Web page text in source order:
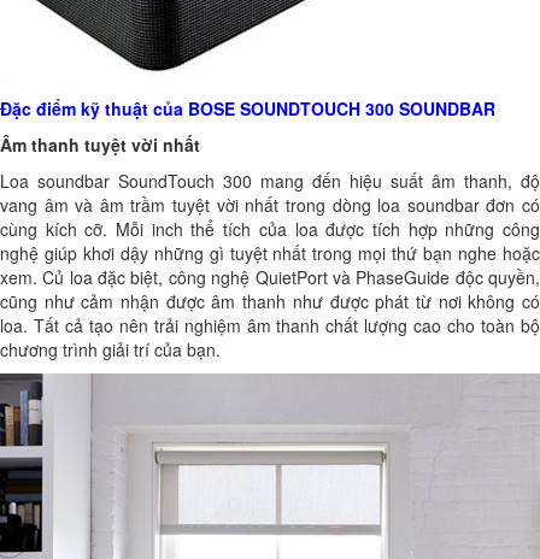
Đặc điểm kỹ thuật của BOSE SOUNDTOUCH 300 SOUNDBAR
Âm thanh tuyệt vời nhất
Loa soundbar SoundTouch 300 mang đến hiệu suất âm thanh, độ
vang âm và âm trầm tuyệt vời nhất trong dòng loa soundbar đơn có
cùng kích cỡ. Mỗi inch thể tích của loa được tích hợp những công
nghệ giúp khơi dậy những gì tuyệt nhất trong mọi thứ bạn nghe hoặc
xem. Củ loa đặc biệt, công nghệ QuietPort và PhaseGuide độc quyền,
cũng như cảm nhận được âm thanh như được phát từ nơi không có
loa. Tất cả tạo nên trải nghiệm âm thanh chất lượng cao cho toàn bộ
chương trình giải trí của bạn.